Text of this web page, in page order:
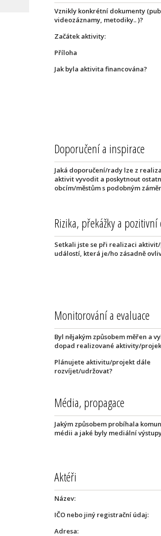
Vznikly konkrétní dokumenty
videozáznamy, metodiky.. )?
Začátek aktivity:
Příloha
Jak byla aktivita financována?
Doporučení a inspirace
Jaká doporučení/rady lze z
aktivit vyvodit a poskytnout
obcím/městům s podobným
Rizika, překážky a
Setkali jste se při realizaci
událostí, která je/ho zásadně
Monitorování a evaluace
Byl nějakým způsobem měřen a
dopad realizované aktivity/
Plánujete aktivitu/projekt dále
rozvíjet/udržovat?
Média, propagace
Jakým způsobem probíhala
médii a jaké byly mediální
Aktéři
Název:
IČO nebo jiný registrační údaj:
Adresa: